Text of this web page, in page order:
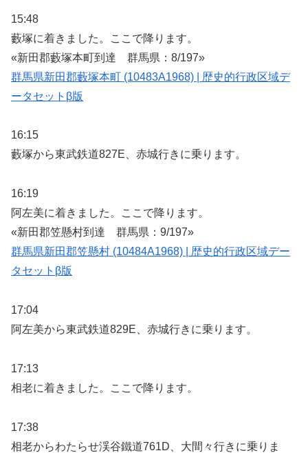
15:48
藪塚に着きました。ここで降ります。
«新田郡藪塚本町到達 群馬県：8/197»
群馬県新田郡藪塚本町 (10483A1968) | 歴史的行政区域デ
ータセットβ版
16:15
藪塚から東武鉄道827E、赤城行きに乗ります。
16:19
阿左美に着きました。ここで降ります。
«新田郡笠懸村到達 群馬県：9/197»
群馬県新田郡笠懸村 (10484A1968) | 歴史的行政区域デー
タセットβ版
17:04
阿左美から東武鉄道829E、赤城行きに乗ります。
17:13
相老に着きました。ここで降ります。
17:38
相老からわたらせ渓谷鐵道761D、大間々行きに乗りま